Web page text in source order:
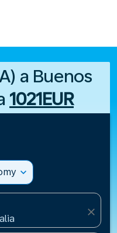
a Buenos
1021EUR
expand_more
close